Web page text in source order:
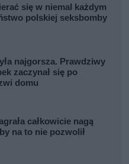
się w niemal każdym
polskiej seksbomby
najgorsza. Prawdziwy
zaczynał się po
domu
całkowicie nagą
na to nie pozwolił